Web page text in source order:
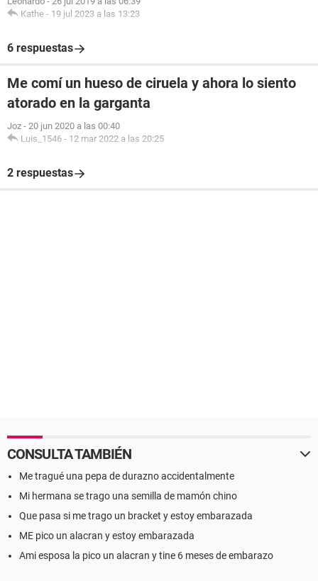
Kathe - 19 jul 2023 a las 13:23
6 respuestas
Me comí un hueso de ciruela y ahora lo siento
atorado en la garganta
Joz - 20 jun 2020 a las 00:40
Luis_1546 - 12 mar 2022 a las 20:25
2 respuestas
CONSULTA TAMBIÉN
Me tragué una pepa de durazno accidentalmente
Mi hermana se trago una semilla de mamón chino
Que pasa si me trago un bracket y estoy embarazada
ME pico un alacran y estoy embarazada
Ami esposa la pico un alacran y tine 6 meses de embarazo